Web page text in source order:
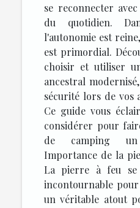
se reconnecter
du quotidien.
l'autonomie est
est primordial.
choisir et utiliser
ancestral
sécurité lors de vos
Ce guide vous
considérer pour
de camping un
Importance de la
La pierre à feu
incontournable
un véritable atout